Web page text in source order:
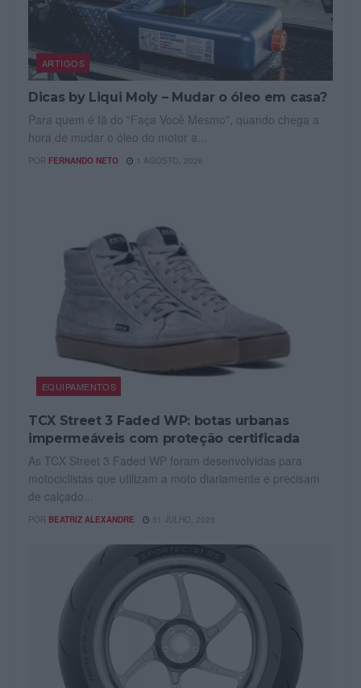
ARTIGOS
Dicas by Liqui Moly – Mudar o óleo em casa?
Para quem é fã do "Faça Você Mesmo", quando chega a
hora de mudar o óleo do motor a...
POR FERNANDO NETO 1 AGOSTO, 2026
EQUIPAMENTOS
TCX Street 3 Faded WP: botas urbanas
impermeáveis com proteção certificada
As TCX Street 3 Faded WP foram desenvolvidas para
motociclistas que utilizam a moto diariamente e precisam
de calçado...
POR BEATRIZ ALEXANDRE 31 JULHO, 2026